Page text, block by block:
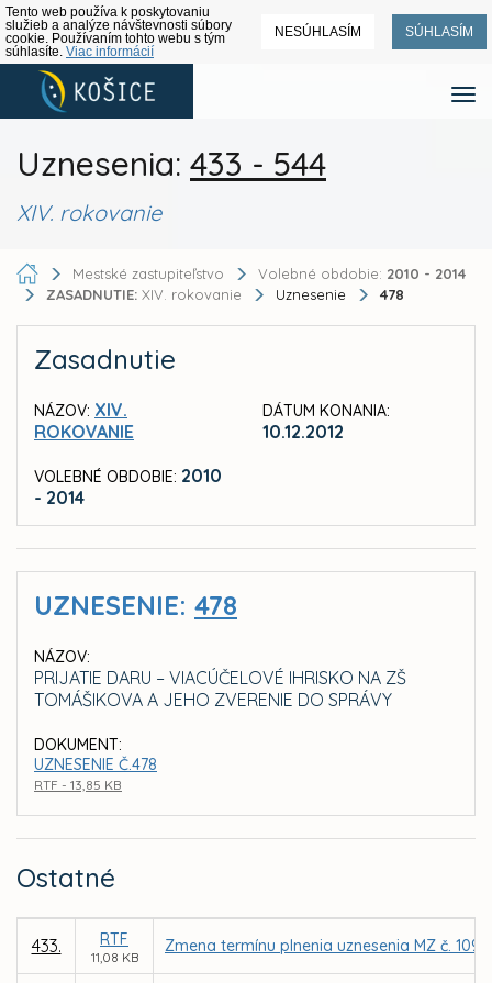
Tento web používa k poskytovaniu
služieb a analýze návštevnosti súbory
cookie. Používaním tohto webu s tým
súhlasíte. Viac informácií
NESÚHLASÍM SÚHLASÍM
Uznesenia: 433 - 544
XIV. rokovanie
Mestské zastupiteľstvo Volebné obdobie: 2010 - 2014
ZASADNUTIE: XIV. rokovanie Uznesenie 478
Zasadnutie
NÁZOV: XIV.
ROKOVANIE
VOLEBNÉ OBDOBIE: 2010
- 2014
DÁTUM KONANIA:
10.12.2012
UZNESENIE: 478
NÁZOV:
PRIJATIE DARU – VIACÚČELOVÉ IHRISKO NA ZŠ
TOMÁŠIKOVA A JEHO ZVERENIE DO SPRÁVY
DOKUMENT:
UZNESENIE Č.478
RTF - 13,85 KB
Ostatné
433. RTF
11,08 KB
Zmena termínu plnenia uznesenia MZ č.